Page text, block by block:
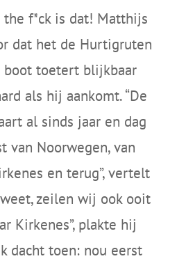
the f*ck is dat! Matthijs
dat het de Hurtigruten
boot toetert blijkbaar
als hij aankomt. “De
al sinds jaar en dag
van Noorwegen, van
en terug”, vertelt
zeilen wij ook ooit
Kirkenes”, plakte hij
dacht toen: nou eerst